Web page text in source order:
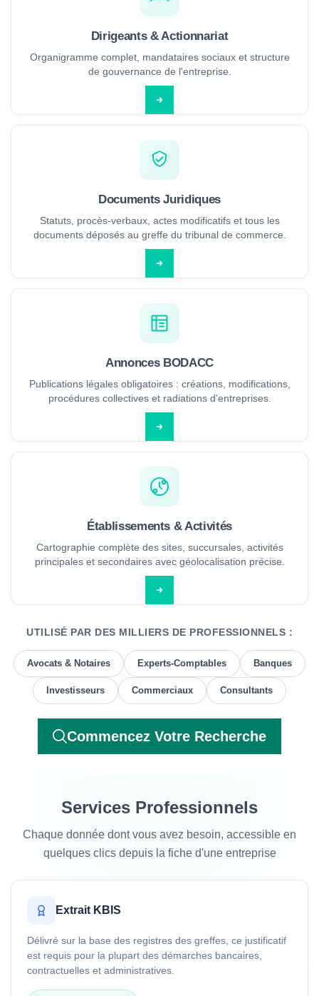
Dirigeants & Actionnariat
Organigramme complet, mandataires sociaux et structure
de gouvernance de l'entreprise.
Documents Juridiques
Statuts, procès-verbaux, actes modificatifs et tous les
documents déposés au greffe du tribunal de commerce.
Annonces BODACC
Publications légales obligatoires : créations, modifications,
procédures collectives et radiations d'entreprises.
Établissements & Activités
Cartographie complète des sites, succursales, activités
principales et secondaires avec géolocalisation précise.
UTILISÉ PAR DES MILLIERS DE PROFESSIONNELS :
Avocats & Notaires Experts-Comptables Banques
Investisseurs Commerciaux Consultants
Commencez Votre Recherche
Services Professionnels
Chaque donnée dont vous avez besoin, accessible en
quelques clics depuis la fiche d'une entreprise
Extrait KBIS
Délivré sur la base des registres des greffes, ce justificatif
est requis pour la plupart des démarches bancaires,
contractuelles et administratives.